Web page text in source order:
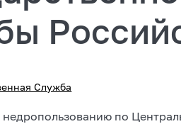
Служба
по